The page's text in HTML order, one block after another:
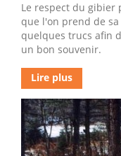
Le respect du gibier
que l'on prend de
quelques trucs afin
un bon souvenir.
Lire plus